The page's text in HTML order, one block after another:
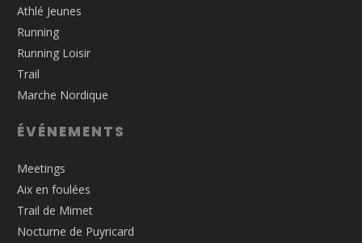
Athlé Jeunes
Running
Running Loisir
Trail
Marche Nordique
ÉVÉNEMENTS
Meetings
Aix en foulées
Trail de Mimet
Nocturne de Puyricard